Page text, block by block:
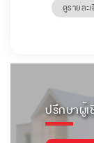
ดูรายละ
ปรึกษาผู้